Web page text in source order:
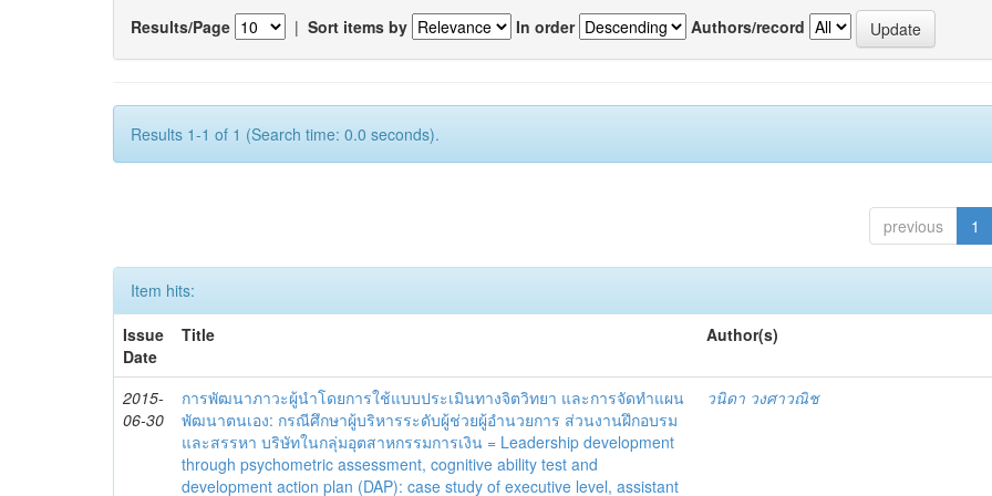
Results/Page | Sort items by In order Authors/record
Results 1-1 of 1 (Search time: 0.0 seconds).
previous 1
Item hits:
Issue
Date
Title Author(s)
2015-
06-30
การพัฒนาภาวะผู้นำโดยการใช้แบบประเมินทางจิตวิทยา และการจัดทำแผน
พัฒนาตนเอง: กรณีศึกษาผู้บริหารระดับผู้ช่วยผู้อำนวยการ ส่วนงานฝึกอบรม
และสรรหา บริษัทในกลุ่มอุตสาหกรรมการเงิน = Leadership development
through psychometric assessment, cognitive ability test and
development action plan (DAP): case study of executive level, assistant
วนิดา วงศาวณิช